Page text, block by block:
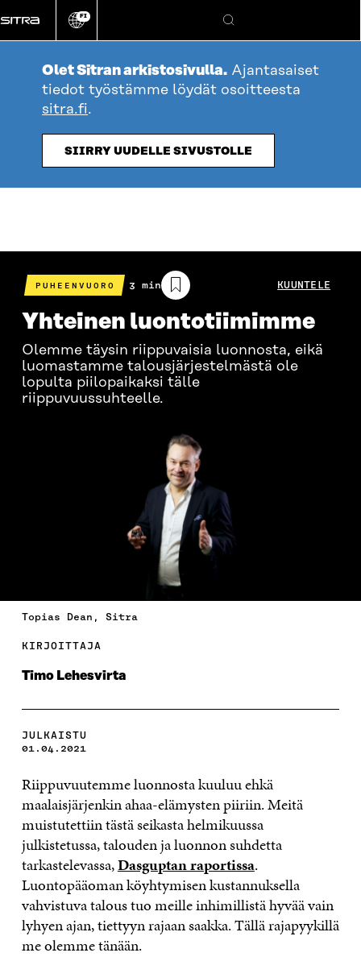
suoraan
sisältöön
Vaihda
kieli
FI
Hae
Olet Sitran arkistosivulla. Ajantasaiset
tiedot työstämme löydät osoitteesta
sitra.fi.
SIIRRY UUDELLE SIVUSTOLLE
PUHEENVUORO
Arvioitu
lukuaika
3 min KUUNTELE
Yhteinen luontotiimimme
Olemme täysin riippuvaisia luonnosta, eikä
luomastamme talousjärjestelmästä ole
lopulta piilopaikaksi tälle
riippuvuussuhteelle.
Topias Dean, Sitra
KIRJOITTAJA
Timo Lehesvirta
JULKAISTU
01.04.2021
Riippuvuutemme luonnosta kuuluu ehkä
maalaisjärjenkin ahaa-elämysten piiriin. Meitä
muistutettiin tästä seikasta helmikuussa
julkistetussa, talouden ja luonnon suhdetta
tarkastelevassa,Dasguptan raportissa.
Luontopääoman köyhtymisen kustannuksella
vahvistuva talous tuo meille inhimillistä hyvää vain
lyhyen ajan, tiettyyn rajaan saakka. Tällä rajapyykillä
me olemme tänään.